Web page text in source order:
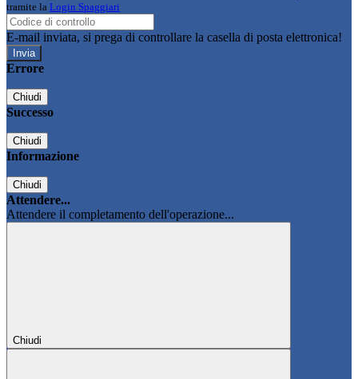
tramite la Login Spaggiari
E-mail inviata, si prega di controllare la casella di posta elettronica!
Errore
Chiudi
Successo
Chiudi
Informazione
Chiudi
Attendere...
Attendere il completamento dell'operazione...
Chiudi